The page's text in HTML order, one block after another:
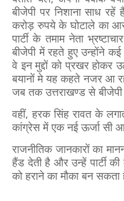
बीजेपी पर निशाना साध
करोड़ रुपये के घोटाले का
पार्टी के तमाम नेता
बीजेपी में रहते हुए उन्होंने
वे इन मुद्दों को प्रखर होकर
बयानों मे यह कहते नजर आ
जब तक उत्तराखण्ड से
वहीं, हरक सिंह रावत के
कांग्रेस में एक नई ऊर्जा सी
राजनीतिक जानकारों का
हैंड देती है और उन्हें पार्टी
को हराने का मौका बन सकता